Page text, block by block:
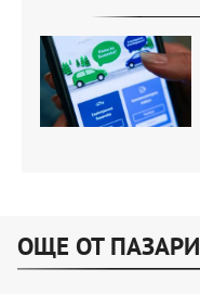
ОЩЕ ОТ ПАЗАРИ